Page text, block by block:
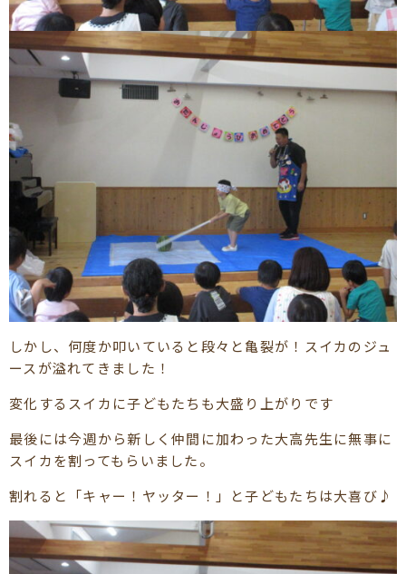
しかし、何度か叩いていると段々と亀裂が！スイカのジュ
ースが溢れてきました！
変化するスイカに子どもたちも大盛り上がりです
最後には今週から新しく仲間に加わった大高先生に無事に
スイカを割ってもらいました。
割れると「キャー！ヤッター！」と子どもたちは大喜び♪